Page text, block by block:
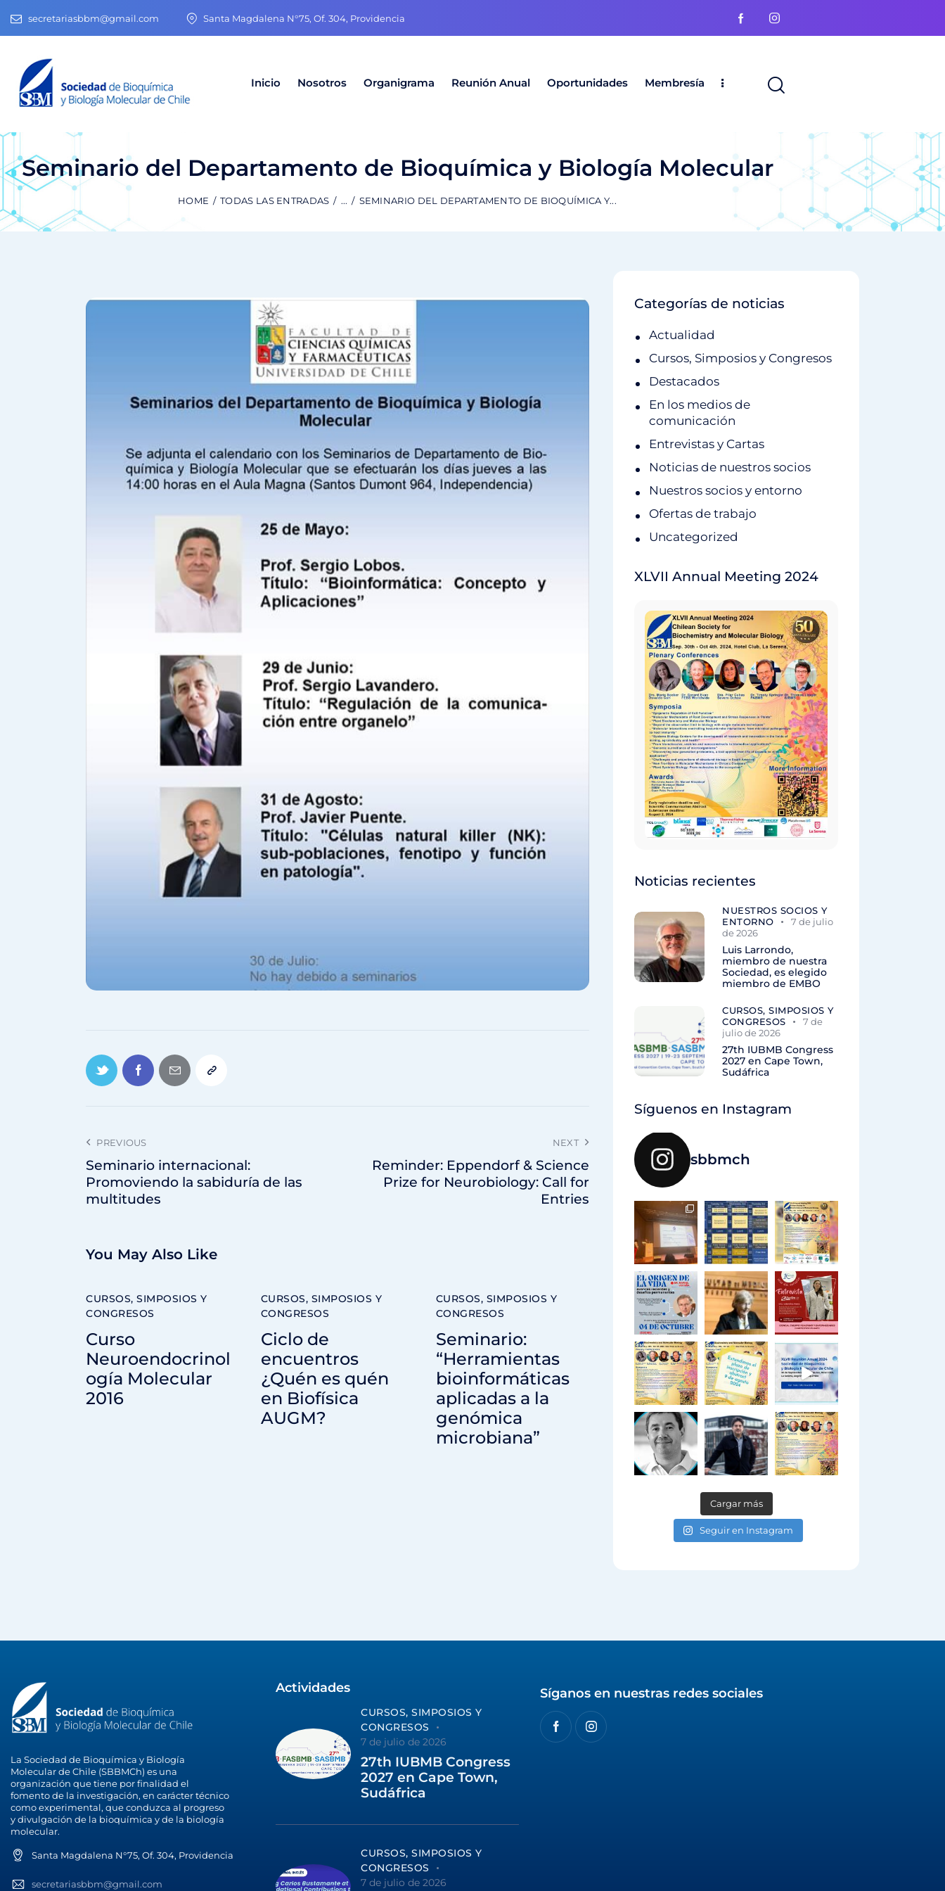
secretariasbbm@gmail.com Santa Magdalena N°75, Of. 304, Providencia
Inicio Nosotros Organigrama Reunión Anual Oportunidades Membresía
Seminario del Departamento de Bioquímica y Biología Molecular
HOME TODAS LAS ENTRADAS ... SEMINARIO DEL DEPARTAMENTO DE BIOQUÍMICA Y...
PREVIOUS
Seminario internacional:
Promoviendo la sabiduría de las
multitudes
NEXT
Reminder: Eppendorf & Science
Prize for Neurobiology: Call for
Entries
You May Also Like
CURSOS, SIMPOSIOS Y
CONGRESOS
Curso
Neuroendocrinol
ogía Molecular
2016
CURSOS, SIMPOSIOS Y
CONGRESOS
Ciclo de
encuentros
¿Quén es quén
en Biofísica
AUGM?
CURSOS, SIMPOSIOS Y
CONGRESOS
Seminario:
“Herramientas
bioinformáticas
aplicadas a la
genómica
microbiana”
Categorías de noticias
Actualidad
Cursos, Simposios y Congresos
Destacados
En los medios de
comunicación
Entrevistas y Cartas
Noticias de nuestros socios
Nuestros socios y entorno
Ofertas de trabajo
Uncategorized
XLVII Annual Meeting 2024
Noticias recientes
NUESTROS SOCIOS Y
ENTORNO
7 de julio
de 2026
Luis Larrondo,
miembro de nuestra
Sociedad, es elegido
miembro de EMBO
CURSOS, SIMPOSIOS Y
CONGRESOS
7 de
julio de 2026
27th IUBMB Congress
2027 en Cape Town,
Sudáfrica
Síguenos en Instagram
sbbmch
Cargar más
Seguir en Instagram
La Sociedad de Bioquímica y Biología
Molecular de Chile (SBBMCh) es una
organización que tiene por finalidad el
fomento de la investigación, en carácter técnico
como experimental, que conduzca al progreso
y divulgación de la bioquímica y de la biología
molecular.
Santa Magdalena N°75, Of. 304, Providencia
secretariasbbm@gmail.com
Actividades
CURSOS, SIMPOSIOS Y
CONGRESOS
7 de julio de 2026
27th IUBMB Congress
2027 en Cape Town,
Sudáfrica
CURSOS, SIMPOSIOS Y
CONGRESOS
7 de julio de 2026
Síganos en nuestras redes sociales